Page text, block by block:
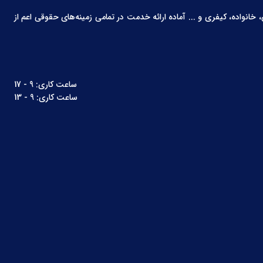
کیفری و ... آماده ارائه خدمت در تمامی زمینه‌های حقوقی اعم از
ساعت کاری: 9 - 17
ساعت کاری: 9 - 13